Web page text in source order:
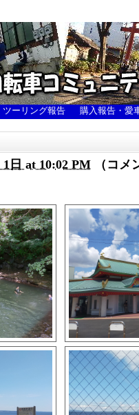
ツーリング報告 購入報告・愛
1日 at 10:02 PM
（コメ